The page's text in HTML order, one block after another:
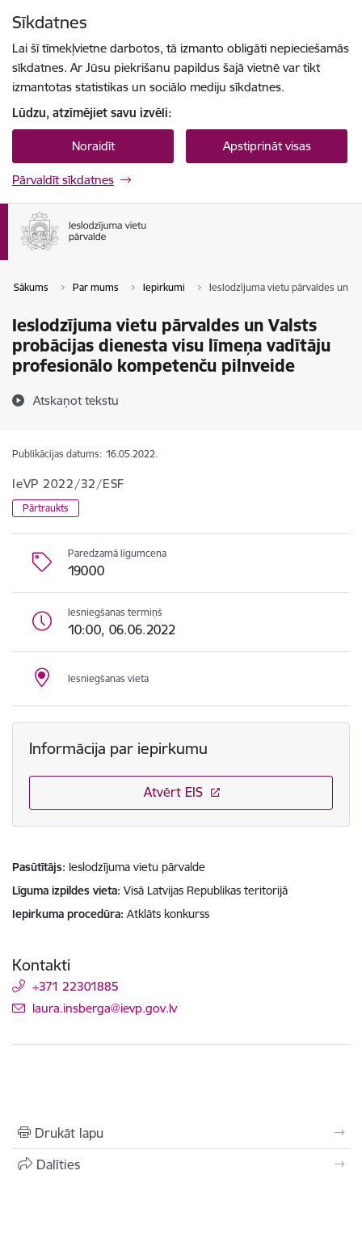
Sīkdatnes
Lai šī tīmekļvietne darbotos, tā izmanto obligāti nepieciešamās
sīkdatnes. Ar Jūsu piekrišanu papildus šajā vietnē var tikt
izmantotas statistikas un sociālo mediju sīkdatnes.
Lūdzu, atzīmējiet savu izvēli:
Noraidīt Apstiprināt visas
Pārvaldīt sīkdatnes
Sākums Par mums Iepirkumi Ieslodzījuma vietu pārvaldes un
Ieslodzījuma vietu pārvaldes un Valsts
probācijas dienesta visu līmeņa vadītāju
profesionālo kompetenču pilnveide
Atskaņot tekstu
Publikācijas datums: 16.05.2022.
IeVP 2022/32/ESF
Pārtraukts
Paredzamā līgumcena
19000
Iesniegšanas termiņš
10:00, 06.06.2022
Iesniegšanas vieta
Informācija par iepirkumu
Atvērt EIS
Pasūtītājs Ieslodzījuma vietu pārvalde
Līguma izpildes vieta Visā Latvijas Republikas teritorijā
Iepirkuma procedūra Atklāts konkurss
Kontakti
+371 22301885
E-pasts:
laura.insberga@ievp.gov.lv
Drukāt lapu
Dalīties